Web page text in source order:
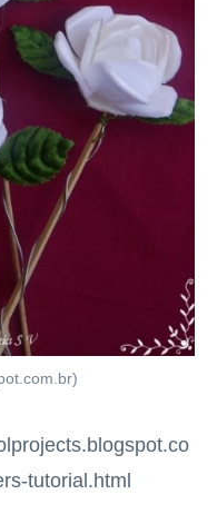
tutorial.html